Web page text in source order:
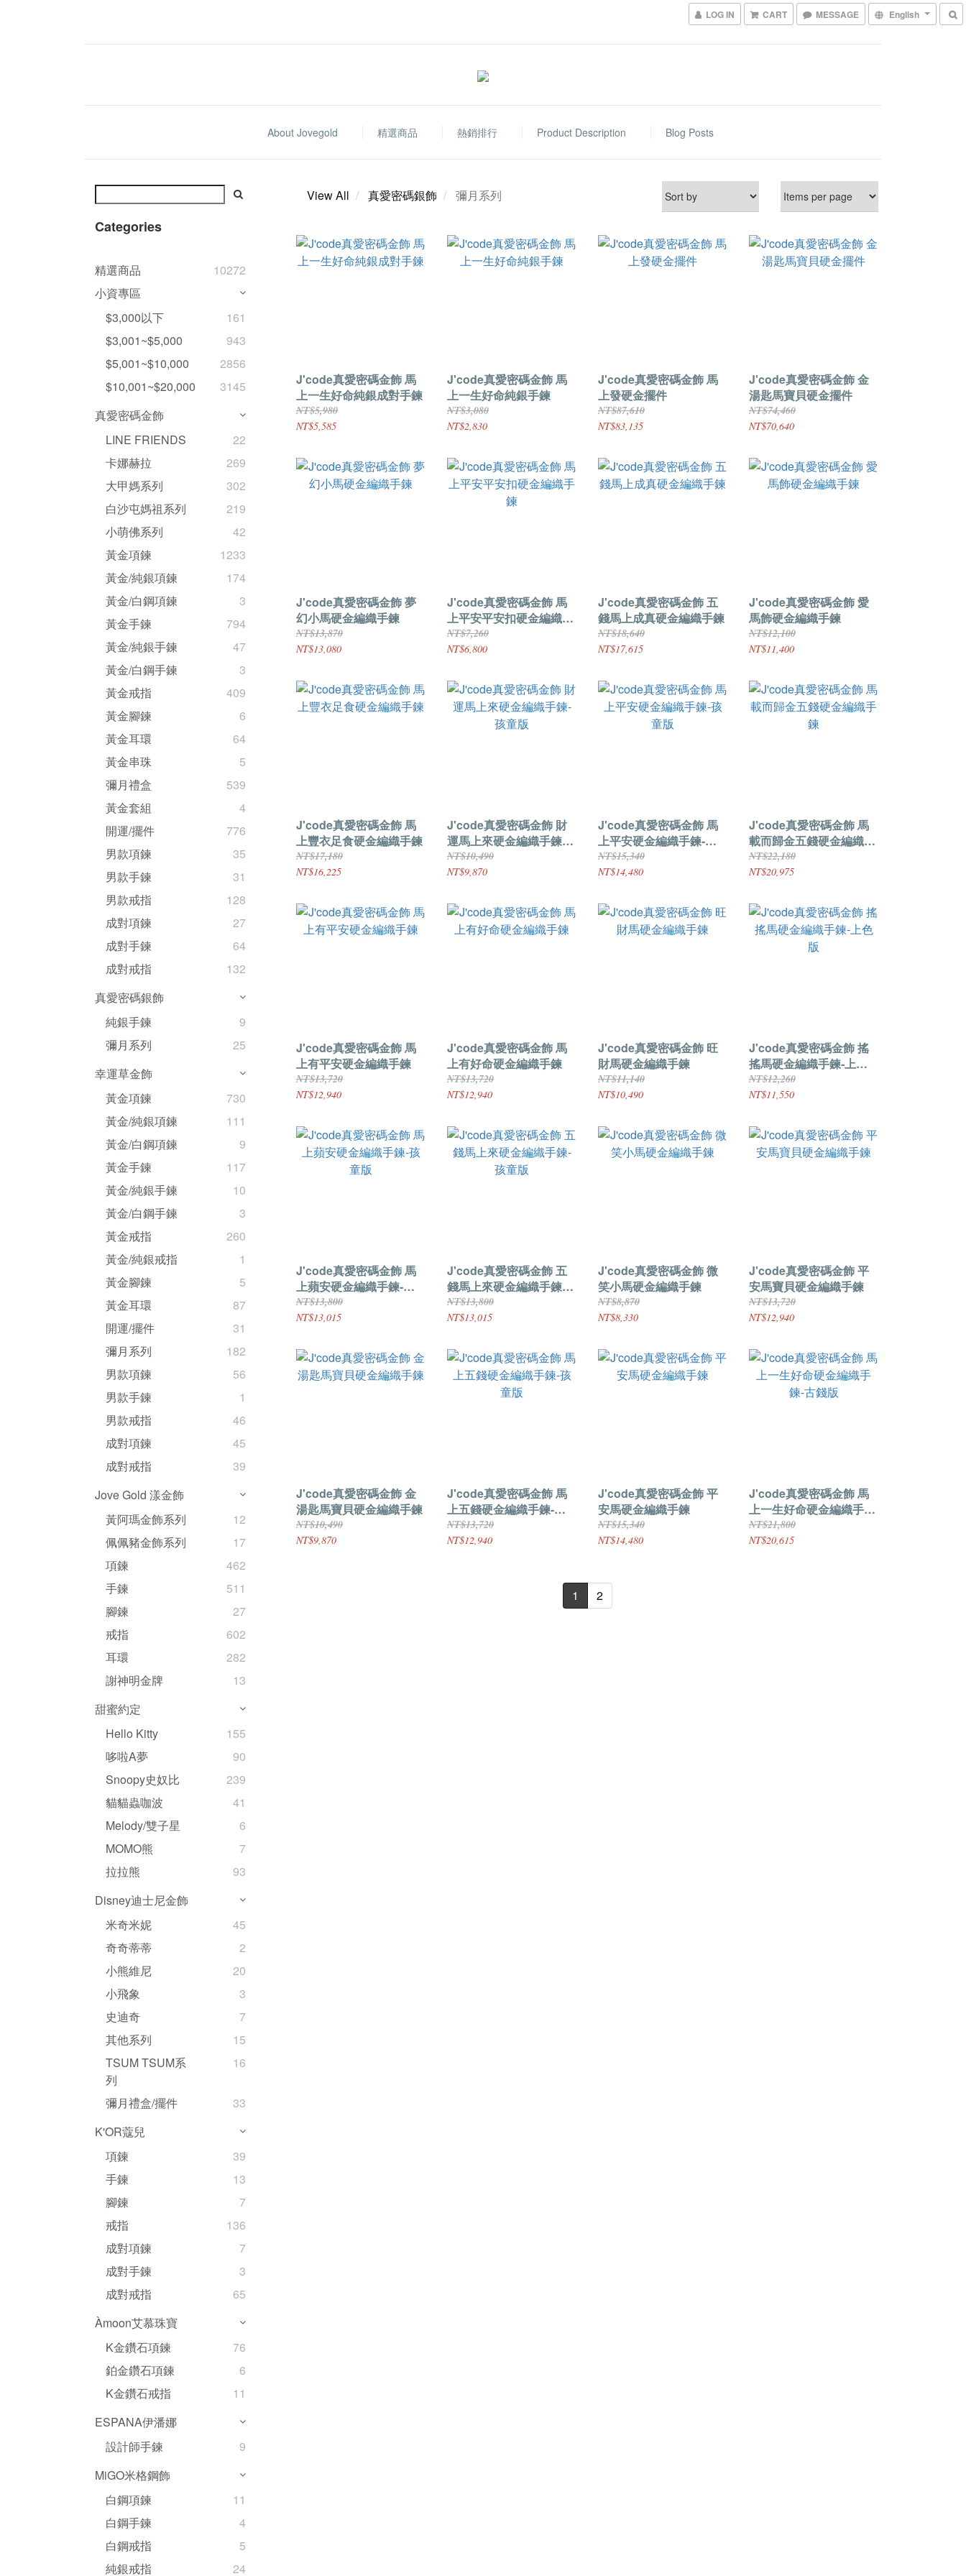
LOG IN CART MESSAGE English
About Jovegold 精選商品 熱銷排行 Product Description Blog Posts
Categories
精選商品
10272
小資專區
$3,000以下
161
$3,001~$5,000
943
$5,001~$10,000
2856
$10,001~$20,000
3145
真愛密碼金飾
LINE FRIENDS
22
卡娜赫拉
269
大甲媽系列
302
白沙屯媽祖系列
219
小萌佛系列
42
黃金項鍊
1233
黃金/純銀項鍊
174
黃金/白鋼項鍊
3
黃金手鍊
794
黃金/純銀手鍊
47
黃金/白鋼手鍊
3
黃金戒指
409
黃金腳鍊
6
黃金耳環
64
黃金串珠
5
彌月禮盒
539
黃金套組
4
開運/擺件
776
男款項鍊
35
男款手鍊
31
男款戒指
128
成對項鍊
27
成對手鍊
64
成對戒指
132
真愛密碼銀飾
純銀手鍊
9
彌月系列
25
幸運草金飾
黃金項鍊
730
黃金/純銀項鍊
111
黃金/白鋼項鍊
9
黃金手鍊
117
黃金/純銀手鍊
10
黃金/白鋼手鍊
3
黃金戒指
260
黃金/純銀戒指
1
黃金腳鍊
5
黃金耳環
87
開運/擺件
31
彌月系列
182
男款項鍊
56
男款手鍊
1
男款戒指
46
成對項鍊
45
成對戒指
39
Jove Gold 漾金飾
黃阿瑪金飾系列
12
佩佩豬金飾系列
17
項鍊
462
手鍊
511
腳鍊
27
戒指
602
耳環
282
謝神明金牌
13
甜蜜約定
Hello Kitty
155
哆啦A夢
90
Snoopy史奴比
239
貓貓蟲咖波
41
Melody/雙子星
6
MOMO熊
7
拉拉熊
93
Disney迪士尼金飾
米奇米妮
45
奇奇蒂蒂
2
小熊維尼
20
小飛象
3
史迪奇
7
其他系列
15
TSUM TSUM系
列
16
彌月禮盒/擺件
33
K'OR蔻兒
項鍊
39
手鍊
13
腳鍊
7
戒指
136
成對項鍊
7
成對手鍊
3
成對戒指
65
Àmoon艾慕珠寶
K金鑽石項鍊
76
鉑金鑽石項鍊
6
K金鑽石戒指
11
ESPANA伊潘娜
設計師手鍊
9
MiGO米格鋼飾
白鋼項鍊
11
白鋼手鍊
4
白鋼戒指
5
純銀戒指
24
View All 真愛密碼銀飾 彌月系列
J'code真愛密碼金飾 馬
上一生好命純銀成對手鍊
NT$5,980
NT$5,585
J'code真愛密碼金飾 馬
上一生好命純銀手鍊
NT$3,080
NT$2,830
J'code真愛密碼金飾 馬
上發硬金擺件
NT$87,610
NT$83,135
J'code真愛密碼金飾 金
湯匙馬寶貝硬金擺件
NT$74,460
NT$70,640
J'code真愛密碼金飾 夢
幻小馬硬金編織手鍊
NT$13,870
NT$13,080
J'code真愛密碼金飾 馬
上平安平安扣硬金編織手
鍊
NT$7,260
NT$6,800
J'code真愛密碼金飾 五
錢馬上成真硬金編織手鍊
NT$18,640
NT$17,615
J'code真愛密碼金飾 愛
馬飾硬金編織手鍊
NT$12,100
NT$11,400
J'code真愛密碼金飾 馬
上豐衣足食硬金編織手鍊
NT$17,180
NT$16,225
J'code真愛密碼金飾 財
運馬上來硬金編織手鍊-
孩童版
NT$10,490
NT$9,870
J'code真愛密碼金飾 馬
上平安硬金編織手鍊-孩
童版
NT$15,340
NT$14,480
J'code真愛密碼金飾 馬
載而歸金五錢硬金編織手
鍊
NT$22,180
NT$20,975
J'code真愛密碼金飾 馬
上有平安硬金編織手鍊
NT$13,720
NT$12,940
J'code真愛密碼金飾 馬
上有好命硬金編織手鍊
NT$13,720
NT$12,940
J'code真愛密碼金飾 旺
財馬硬金編織手鍊
NT$11,140
NT$10,490
J'code真愛密碼金飾 搖
搖馬硬金編織手鍊-上色
版
NT$12,260
NT$11,550
J'code真愛密碼金飾 馬
上蘋安硬金編織手鍊-孩
童版
NT$13,800
NT$13,015
J'code真愛密碼金飾 五
錢馬上來硬金編織手鍊-
孩童版
NT$13,800
NT$13,015
J'code真愛密碼金飾 微
笑小馬硬金編織手鍊
NT$8,870
NT$8,330
J'code真愛密碼金飾 平
安馬寶貝硬金編織手鍊
NT$13,720
NT$12,940
J'code真愛密碼金飾 金
湯匙馬寶貝硬金編織手鍊
NT$10,490
NT$9,870
J'code真愛密碼金飾 馬
上五錢硬金編織手鍊-孩
童版
NT$13,720
NT$12,940
J'code真愛密碼金飾 平
安馬硬金編織手鍊
NT$15,340
NT$14,480
J'code真愛密碼金飾 馬
上一生好命硬金編織手
鍊-古錢版
NT$21,800
NT$20,615
1 2